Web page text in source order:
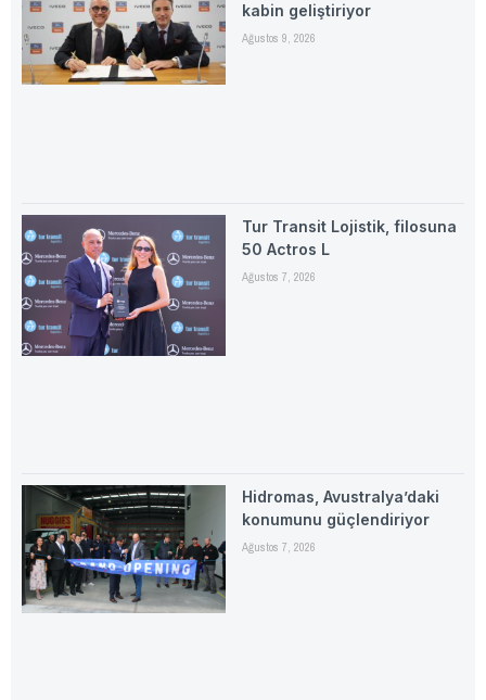
kabin geliştiriyor
Ağustos 9, 2026
Tur Transit Lojistik, filosuna
50 Actros L
Ağustos 7, 2026
Hidromas, Avustralya’daki
konumunu güçlendiriyor
Ağustos 7, 2026